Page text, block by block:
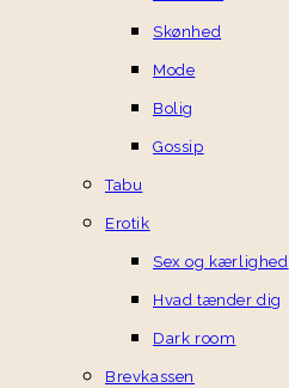
Skønhed
Mode
Bolig
Gossip
Tabu
Erotik
Sex og kærlighed
Hvad tænder dig
Dark room
Brevkassen